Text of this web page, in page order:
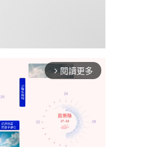
arrow_forward_ios 閱讀更多